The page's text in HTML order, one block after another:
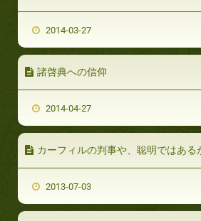
2014-03-27
諸啓典への信仰
2014-04-27
カーフィルの判事や、聡明ではあるが学者でな
2013-07-03